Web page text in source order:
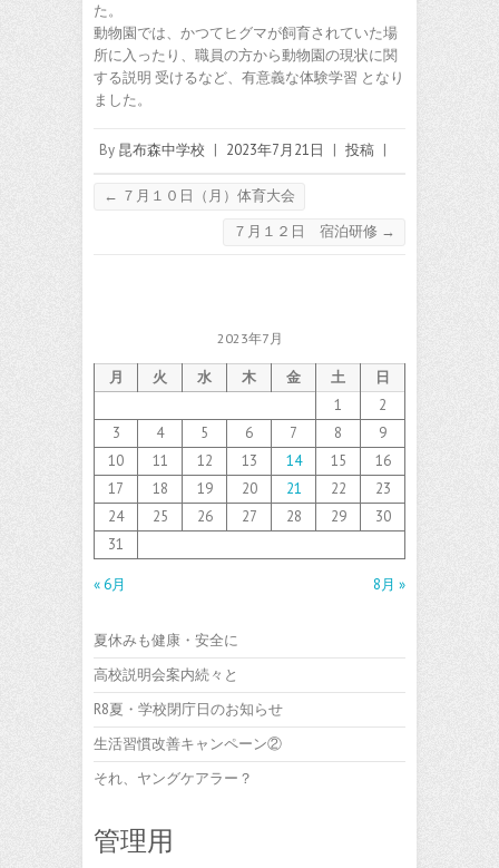
た。
動物園では、かつてヒグマが飼育されていた場
所に入ったり、職員の方から動物園の現状に関
する説明 受けるなど、有意義な体験学習 となり
ました。
By 昆布森中学校 | 2023年7月21日 | 投稿 |
← ７月１０日（月）体育大会
７月１２日 宿泊研修 →
2023年7月
月 火 水 木 金 土
日
1
2
3
4 5 6 7 8
9
10
11 12 13 14 15
16
17
18 19 20 21 22
23
24
25 26 27 28 29
30
31
« 6月 8月 »
夏休みも健康・安全に
高校説明会案内続々と
R8夏・学校閉庁日のお知らせ
生活習慣改善キャンペーン②
それ、ヤングケアラー？
管理用